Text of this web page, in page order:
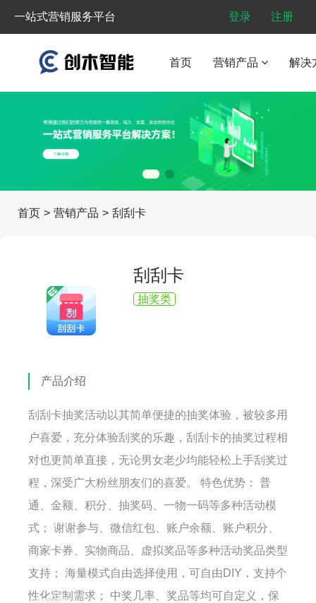
一站式营销服务平台 登录 注册
首页 营销产品 解决
首页 > 营销产品 > 刮刮卡
刮刮卡
抽奖类
产品介绍
刮刮卡抽奖活动以其简单便捷的抽奖体验，被较多用
户喜爱，充分体验刮奖的乐趣，刮刮卡的抽奖过程相
对也更简单直接，无论男女老少均能轻松上手刮奖过
程，深受广大粉丝朋友们的喜爱。 特色优势： 普
通、金额、积分、抽奖码、一物一码等多种活动模
式； 谢谢参与、微信红包、账户余额、账户积分、
商家卡券、实物商品、虚拟奖品等多种活动奖品类型
支持； 海量模式自由选择使用，可自由DIY，支持个
性化定制需求； 中奖几率、奖品等均可自定义，保